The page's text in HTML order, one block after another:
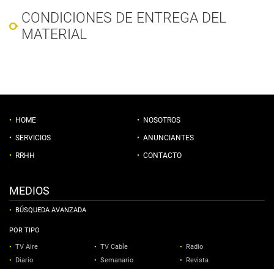
CONDICIONES DE ENTREGA DEL
MATERIAL
HOME NOSOTROS
SERVICIOS ANUNCIANTES
RRHH CONTACTO
MEDIOS
BÚSQUEDA AVANZADA
POR TIPO
TV Aire TV Cable
Radio
Diario
Semanario
Revista